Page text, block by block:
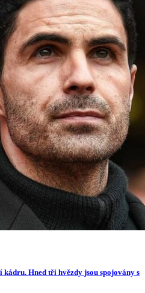
Hned tři hvězdy jsou spojovány s